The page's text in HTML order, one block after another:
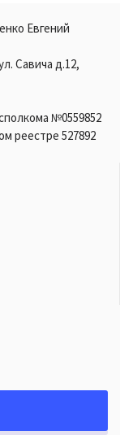
Евгений
Савича д.12,
№0559852
реестре 527892